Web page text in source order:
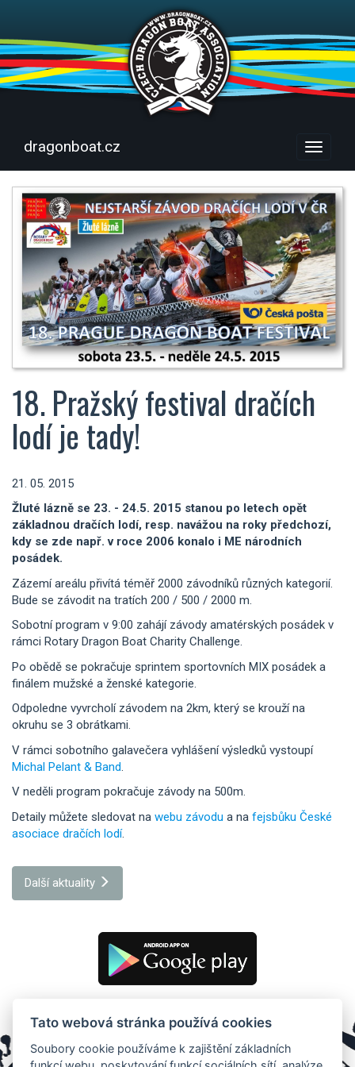
Menu
dragonboat.cz
18. Pražský festival dračích
lodí je tady!
21. 05. 2015
Žluté lázně se 23. - 24.5. 2015 stanou po letech opět
základnou dračích lodí, resp. navážou na roky předchozí,
kdy se zde např. v roce 2006 konalo i ME národních
posádek.
Zázemí areálu přivítá téměř 2000 závodníků různých kategorií.
Bude se závodit na tratích 200 / 500 / 2000 m.
Sobotní program v 9:00 zahájí závody amatérských posádek v
rámci Rotary Dragon Boat Charity Challenge.
Po obědě se pokračuje sprintem sportovních MIX posádek a
finálem mužské a ženské kategorie.
Odpoledne vyvrcholí závodem na 2km, který se krouží na
okruhu se 3 obrátkami.
V rámci sobotního galavečera vyhlášení výsledků vystoupí
Michal Pelant & Band.
V neděli program pokračuje závody na 500m.
Detaily můžete sledovat na webu závodu a na fejsbůku České
asociace dračích lodí.
Další aktuality
Tato webová stránka používá cookies
Soubory cookie používáme k zajištění základních